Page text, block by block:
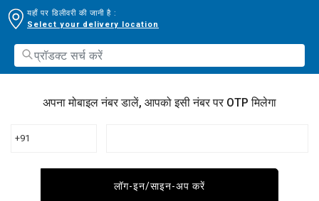
यहाँ पर डिलीवरी की जानी है :
Select your delivery location
अपना मोबाइल नंबर डालें, आपको इसी नंबर पर OTP मिलेगा
+91
लॉग-इन/साइन-अप करें